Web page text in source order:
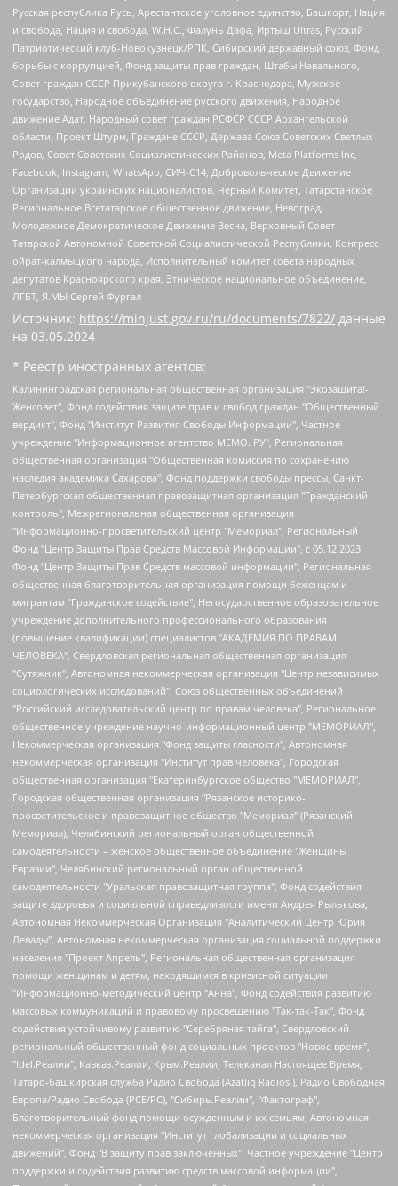
Русская республика Русь, Арестантское уголовное единство, Башкорт, Нация
и свобода, Нация и свобода, W.H.С., Фалунь Дафа, Иртыш Ultras, Русский
Патриотический клуб-Новокузнецк/РПК, Сибирский державный союз, Фонд
борьбы с коррупцией, Фонд защиты прав граждан, Штабы Навального,
Совет граждан СССР Прикубанского округа г. Краснодара, Мужское
государство, Народное объединение русского движения, Народное
движение Адат, Народный совет граждан РСФСР СССР Архангельской
области, Проект Штурм, Граждане СССР, Держава Союз Советских Светлых
Родов, Совет Советских Социалистических Районов, Meta Platforms Inc,
Facebook, Instagram, WhatsApp, СИЧ-С14, Добровольческое Движение
Организации украинских националистов, Черный Комитет, Татарстанское
Региональное Всетатарское общественное движение, Невоград,
Молодежное Демократическое Движение Весна, Верховный Совет
Татарской Автономной Советской Социалистической Республики, Конгресс
ойрат-калмыцкого народа, Исполнительный комитет совета народных
депутатов Красноярского края, Этническое национальное объединение,
ЛГБТ, Я.МЫ Сергей Фургал
Источник: https://minjust.gov.ru/ru/documents/7822/ данные
на 03.05.2024
* Реестр иностранных агентов:
Калининградская региональная общественная организация "Экозащита!-Женсовет", Фонд содействия защите прав и свобод граждан "Общественный вердикт", Фонд "Институт Развития Свободы Информации", Частное учреждение "Информационное агентство МЕМО. РУ", Региональная общественная организация "Общественная комиссия по сохранению наследия академика Сахарова", Фонд поддержки свободы прессы, Санкт-Петербургская общественная правозащитная организация "Гражданский контроль", Межрегиональная общественная организация "Информационно-просветительский центр "Мемориал", Региональный Фонд "Центр Защиты Прав Средств Массовой Информации", с 05.12.2023 Фонд "Центр Защиты Прав Средств массовой информации", Региональная общественная благотворительная организация помощи беженцам и мигрантам "Гражданское содействие", Негосударственное образовательное учреждение дополнительного профессионального образования (повышение квалификации) специалистов "АКАДЕМИЯ ПО ПРАВАМ ЧЕЛОВЕКА", Свердловская региональная общественная организация "Сутяжник", Автономная некоммерческая организация "Центр независимых социологических исследований", Союз общественных объединений "Российский исследовательский центр по правам человека", Региональное общественное учреждение научно-информационный центр "МЕМОРИАЛ", Некоммерческая организация "Фонд защиты гласности", Автономная некоммерческая организация "Институт прав человека", Городская общественная организация "Екатеринбургское общество "МЕМОРИАЛ", Городская общественная организация "Рязанское историко-просветительское и правозащитное общество "Мемориал" (Рязанский Мемориал), Челябинский региональный орган общественной самодеятельности – женское общественное объединение "Женщины Евразии", Челябинский региональный орган общественной самодеятельности "Уральская правозащитная группа", Фонд содействия защите здоровья и социальной справедливости имени Андрея Рылькова, Автономная Некоммерческая Организация "Аналитический Центр Юрия Левады", Автономная некоммерческая организация социальной поддержки населения "Проект Апрель", Региональная общественная организация помощи женщинам и детям, находящимся в кризисной ситуации "Информационно-методический центр "Анна", Фонд содействия развитию массовых коммуникаций и правовому просвещению "Так-так-Так", Фонд содействия устойчивому развитию "Серебряная тайга", Свердловский региональный общественный фонд социальных проектов "Новое время", "Idel.Реалии", Кавказ.Реалии, Крым.Реалии, Телеканал Настоящее Время, Татаро-башкирская служба Радио Свобода (Azatliq Radiosi), Радио Свободная Европа/Радио Свобода (PCE/PC), "Сибирь.Реалии", "Фактограф", Благотворительный фонд помощи осужденным и их семьям, Автономная некоммерческая организация "Институт глобализации и социальных движений", Фонд "В защиту прав заключенных", Частное учреждение "Центр поддержки и содействия развитию средств массовой информации", Пензенский региональный общественный благотворительный фонд "Гражданский союз", "Север.Реалии", Некоммерческая организация Фонд "Правовая инициатива", Общество с ограниченной ответственностью "Радио Свободная Европа/Радио Свобода", Чешское информационное агентство "MEDIUM-ORIENT", Красноярская региональная общественная организация "Мы против СПИДа", Камалягин Денис Николаевич, Маркелов Сергей Евгеньевич, Пономарев Лев Александрович, Савицкая Людмила Алексеевна, Автономная некоммерческая организация "Центр по работе с проблемой насилия "НАСИЛИЮ.НЕТ", Межрегиональный профессиональный союз работников здравоохранения "Альянс врачей", Юридическое лицо, зарегистрированное в Латвийской Республике, SIA "Medusa Project" (регистрационный номер 40103797863, дата регистрации 10.06.2014), Некоммерческая организация "Фонд по борьбе с коррупцией", Автономная некоммерческая организация "Институт права и публичной политики", Баданин Роман Сергеевич, Гликин Максим Александрович, Железнова Мария Михайловна, Лукьянова Юлия Сергеевна, Маетная Елизавета Витальевна, Маняхин Петр Борисович, Чуракова Ольга Владимировна, Ярош Юлия Петровна, Юридическое лицо "The Insider SIA", зарегистрированное в Риге, Латвийская Республика (дата регистрации 26.06.2015), являющееся администратором доменного имени интернет-издания "The Insider SIA", https://theins.ru, Постернак Алексей Евгеньевич, Рубин Михаил Аркадьевич, Анин Роман Александрович, Юридическое лицо Istories fonds, зарегистрированное в Латвийской Республике (регистрационный номер 50008295751, дата регистрации 24.02.2020), Великовский Дмитрий Александрович, Долинина Ирина Николаевна, Мароховская Алеся Алексеевна, Шлейнов Роман Юрьевич, Шмагун Олеся Валентиновна, Общество с ограниченной ответственностью "Альтаир 2021", Общество с ограниченной ответственностью "Вега 2021", Общество с ограниченной ответственностью "Главный редактор 2021", Общество с ограниченной ответственностью "Ромашки монолит", Важенков Артем Валерьевич, Ивановская областная общественная организация "Центр гендерных исследований", Гурман Юрий Альбертович, Медиапроект "ОВД-Инфо", Егоров Владимир Владимирович, Жилинский Владимир Александрович, Общество с ограниченной ответственностью "ЗП", Иванова София Юрьевна, Карезина Инна Павловна, Кильтау Екатерина Викторовна, Петров Алексей Викторович, Пискунов Сергей Евгеньевич, Смирнов Сергей Сергеевич, Тихонов Михаил Сергеевич, Общество с ограниченной ответственностью "ЖУРНАЛИСТ-ИНОСТРАННЫЙ АГЕНТ", Арапова Галина Юрьевна, Вольтская Татьяна Анатольевна, Американская компания "Mason G.E.S. Anonymous Foundation" (США), являющаяся владельцем интернет-издания https://mnews.world/, Компания "Stichting Bellingcat", зарегистрированная в Нидерландах (дата регистрации 11.07.2018), Захаров Андрей Вячеславович, Клепиковская Екатерина Дмитриевна, Общество с ограниченной ответственностью "МЕМО", Перл Роман Александрович, Симонов Евгений Алексеевич, Соловьева Елена Анатольевна, Сотников Даниил Владимирович, Сурначева Елизавета Дмитриевна, Автономная некоммерческая организация по защите прав человека и информированию населения "Якутия – Наше Мнение", Общество с ограниченной ответственностью "Москоу диджитал медиа", с 26.01.2023 Общество с ограниченной ответственностью "Чайка Белые сады", Ветошкина Валерия Валерьевна, Заговора Максим Александрович, Межрегиональное общественное движение "Российская ЛГБТ - сеть", Оленичев Максим Владимирович, Павлов Иван Юрьевич, Скворцова Елена Сергеевна, Общество с ограниченной ответственностью "Как бы инагент", Кочетков Игорь Викторович, Общество с ограниченной ответственностью "Честные выборы", Еланчик Олег Александрович, Общество с ограниченной ответственностью "Нобелевский призыв", Гималова Регина Эмилевна, Григорьев Андрей Валерьевич, Григорьева Алина Александровна, Ассоциация по содействию защите прав призывников, альтернативнослужащих и военнослужащих "Правозащитная группа "Гражданин.Армия.Право", Хисамова Регина Фаритовна, Автономная некоммерческая организация по реализации социально-правовых программ "Лилит", Дальневосточное общественное движение "Маяк", Санкт-Петербургская ЛГБТ-инициативная группа "Выход", Инициативная группа ЛГБТ+ "Реверс", Алексеев Андрей Викторович, Бекбулатова Таисия Львовна, Беляев Иван Михайлович, Владыкина Елена Сергеевна, Гельман Марат Александрович, Никульшина Вероника Юрьевна, Толоконникова Надежда Андреевна, Шендерович Виктор Анатольевич, Общество с ограниченной ответственностью "Данное сообщение", Общество с ограниченной ответственностью Издательский дом "Новая глава", Айнбиндер Александра Александровна, Московский комьюнити-центр для ЛГБТ+инициатив, Благотворительный фонд развития филантропии, Deutsche Welle (Германия, Kurt-Schumacher-Strasse 3, 53113 Bonn), Борзунова Мария Михайловна, Воробьев Виктор Викторович, Голубева Анна Львовна, Константинова Алла Михайловна, Малкова Ирина Владимировна, Мурадов Мурад Абдулгалимович, Осетинская Елизавета Николаевна, Понасенков Евгений Николаевич, Ганапольский Матвей Юрьевич, Киселев Евгений Алексеевич, Борухович Ирина Григорьевна, Дремин Иван Тимофеевич, Дубровский Дмитрий Викторович, Красноярская региональная общественная организация поддержки и развития альтернативных образовательных технологий и межкультурных коммуникаций "ИНТЕРРА", Маяковская Екатерина Алексеевна, Фейгин Марк Захарович, Филимонов Андрей Викторович, Дзугкоева Регина Николаевна, Доброхотов Роман Александрович, Дудь Юрий Александрович, Елкин Сергей Владимирович, Кругликов Кирилл Игоревич, Сабунаева Мария Леонидовна, Семенов Алексей Владимирович, Шаинян Карен Багратович, Шульман Екатерина Михайловна, Асафьев Артур Валерьевич, Вахштайн Виктор Семенович, Венедиктов Алексей Алексеевич, Лушникова Екатерина Евгеньевна, Волков Леонид Михайлович, Невзоров Александр Глебович, Пархоменко Сергей Борисович, Сироткин Ярослав Николаевич, Кара-Мурза Владимир Владимирович, Баранова Наталья Владимировна, Гозман Леонид Яковлевич, Кагарлицкий Борис Юльевич, Климарев Михаил Валерьевич, Милов Владимир Станиславович, Автономная некоммерческая организация Краснодарский центр современного искусства "Типография", Моргенштерн Алишер Тагирович, Соболь Любовь Эдуардовна, Общество с ограниченной ответственностью "ЛИЗА НОРМ", Каспаров Гарри Кимович, Ходорковский Михаил Борисович, Общество с ограниченной ответственностью "Апрельские тезисы", Данилович Ирина Брониславовна, Кашин Олег Владимирович, Петров Николай Владимирович, Пивоваров Алексей Владимирович, Соколов Михаил Владимирович, Цветкова Юлия Владимировна, Чичваркин Евгений Александрович, Комитет против пыток/Команда против пыток, Общество с ограниченной ответственностью "Первый научный", Общество с ограниченной ответственностью "Вертолет и ко", Белоцерковская Вероника Борисовна, Кац Максим Евгеньевич, Лазарева Татьяна Юрьевна, Шаведдинов Руслан Табризович, Яшин Илья Валерьевич, Общество с ограниченной ответственностью "Иноагент ААВ", Алешковский Дмитрий Петрович, Альбац Евгения Марковна, Быков Дмитрий Львович, Галямина Юлия Евгеньевна, Лойко Сергей Леонидович, Мартынов Кирилл Константинович, Медведев Сергей Александрович, Крашенинников Федор Геннадиевич, Гордеева Катерина Вл